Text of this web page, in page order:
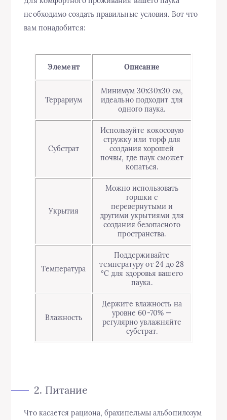
необходимо создать правильные условия. Вот что
вам понадобится:
Элемент Описание
Террариум
Минимум 30x30x30 см,
идеально подходит для
одного паука.
Субстрат
Используйте кокосовую
стружку или торф для
создания хорошей
почвы, где паук сможет
копаться.
Укрытия
Можно использовать
горшки с
перевернутыми и
другими укрытиями для
создания безопасного
пространства.
Температура
Поддерживайте
температуру от 24 до 28
°C для здоровья вашего
паука.
Влажность
Держите влажность на
уровне 60-70% —
регулярно увлажняйте
субстрат.
2. Питание
Что касается рациона, брахипельмы альбопилозум